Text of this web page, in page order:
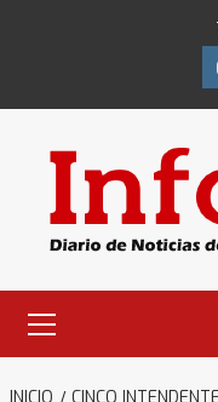
primario